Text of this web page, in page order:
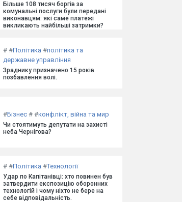
Більше 108 тисяч боргів за
комунальні послуги були передані
виконавцям: які саме платежі
викликають найбільші затримки?
# #Політика #політика та
державне управління
Зраднику призначено 15 років
позбавлення волі.
#Бізнес # #конфлікт, війна та мир
Чи стоятимуть депутати на захисті
неба Чернігова?
# #Політика #Технології
Удар по Капітанівці: хто повинен був
затвердити експозицію оборонних
технологій і чому ніхто не бере на
себе відповідальність.